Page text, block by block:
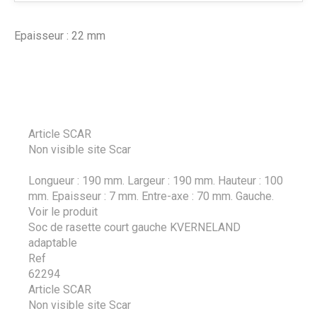
Epaisseur : 22 mm
Article SCAR
Non visible site Scar
Longueur : 190 mm. Largeur : 190 mm. Hauteur : 100
mm. Epaisseur : 7 mm. Entre-axe : 70 mm. Gauche.
Voir le produit
Soc de rasette court gauche KVERNELAND
adaptable
Ref
62294
Article SCAR
Non visible site Scar